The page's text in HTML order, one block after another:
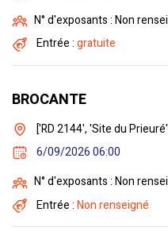
N° d'exposants : Non
Entrée :gratuite
BROCANTE
['RD 2144', 'Site du
6/09/2026 06:00
N° d'exposants : Non
Entrée :Non renseigné